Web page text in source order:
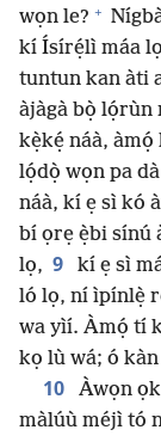
wọn le? +
kí Ísírẹ́lì máa
tuntun kan àti
àjàgà bọ̀ lọ́rùn
kẹ̀kẹ́ náà,
lọ́dọ̀ wọn pa
náà, kí ẹ sì kó
bí ọrẹ ẹ̀bi sínú
lọ, 9 kí ẹ sì
ló lọ, ní ìpínlẹ̀
wa yìí. Àmọ́ tí
kọ lù wá; ó kàn
10
Àwọn
màlúù méjì tó